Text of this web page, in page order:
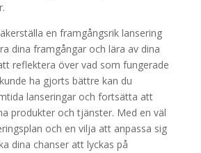
en framgångsrik lansering
dina framgångar och lära av dina
reflektera över vad som fungerade
ha gjorts bättre kan du
lanseringar och fortsätta att
produkter och tjänster. Med en väl
och en vilja att anpassa sig
dina chanser att lyckas på